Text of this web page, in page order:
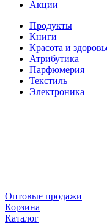
Акции
Продукты
Книги
Красота и
Атрибутика
Парфюмерия
Текстиль
Электроника
Оптовые продажи
Корзина
Каталог